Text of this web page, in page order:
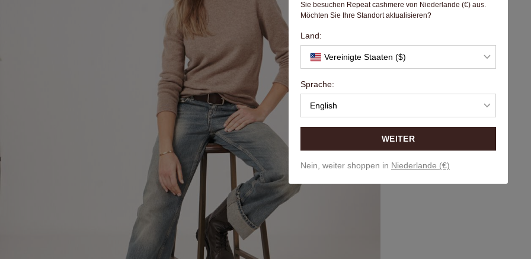
Sie besuchen Repeat cashmere von Niederlande (€) aus.
Möchten Sie Ihre Standort aktualisieren?
Land:
Vereinigte Staaten ($)
Sprache:
English
WEITER
Nein, weiter shoppen in Niederlande (€)